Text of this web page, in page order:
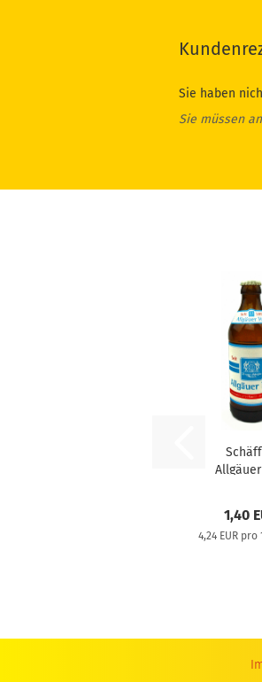
Sie haben
Sie müssen
1,40
4,24 EUR pro